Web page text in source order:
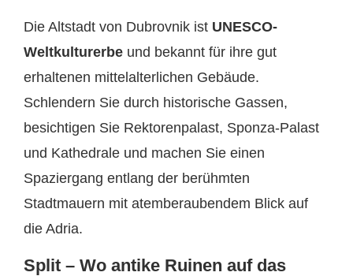
Die Altstadt von Dubrovnik ist UNESCO-
Weltkulturerbe und bekannt für ihre gut
erhaltenen mittelalterlichen Gebäude.
Schlendern Sie durch historische Gassen,
besichtigen Sie Rektorenpalast, Sponza-Palast
und Kathedrale und machen Sie einen
Spaziergang entlang der berühmten
Stadtmauern mit atemberaubendem Blick auf
die Adria.
Split – Wo antike Ruinen auf das